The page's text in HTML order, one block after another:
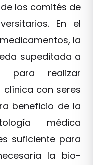
los comités de
En el
la
supeditada a
para realizar
clínica con seres
beneficio de la
médica
suficiente para
la bio-